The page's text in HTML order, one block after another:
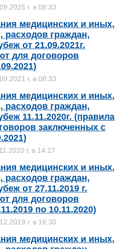
г. в 08:33
медицинских и иных,
расходов граждан,
от 21.09.2021г.
для договоров
г. в 08:33
медицинских и иных,
расходов граждан,
11.11.2020г. (правила
заключенных с
г. в 14:27
медицинских и иных,
расходов граждан,
от 27.11.2019 г.
для договоров
по 10.11.2020)
г. в 16:30
медицинских и иных,